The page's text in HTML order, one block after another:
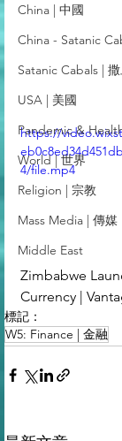
China | 中國
China - Satanic
Satanic Cabals |
USA | 美國
Pandemic &
World | 世界
Religion | 宗教
Mass Media | 傳媒
Middle East
https://
4/file.mp4
Zimbabwe
Currency |
標記：
W5: Finance | 金融